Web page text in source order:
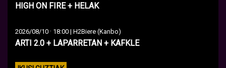
HIGH ON FIRE + HELAK
2026/08/10 · 18:00 | H2Biere (Kanbo)
ARTI 2.0 + LAPARRETAN + KAFKLE